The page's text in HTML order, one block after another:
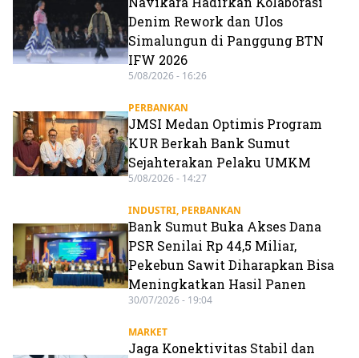
Denim Rework dan Ulos
Simalungun di Panggung BTN
IFW 2026
5/08/2026 - 16:26
PERBANKAN
JMSI Medan Optimis Program
KUR Berkah Bank Sumut
Sejahterakan Pelaku UMKM
5/08/2026 - 14:27
INDUSTRI, PERBANKAN
Bank Sumut Buka Akses Dana
PSR Senilai Rp 44,5 Miliar,
Pekebun Sawit Diharapkan Bisa
Meningkatkan Hasil Panen
30/07/2026 - 19:04
MARKET
Jaga Konektivitas Stabil dan